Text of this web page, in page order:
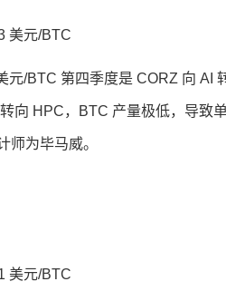
美元/BTC
元/BTC 第四季度是 CORZ 向 AI
向 HPC，BTC 产量极低，导致
师为毕马威。
美元/BTC